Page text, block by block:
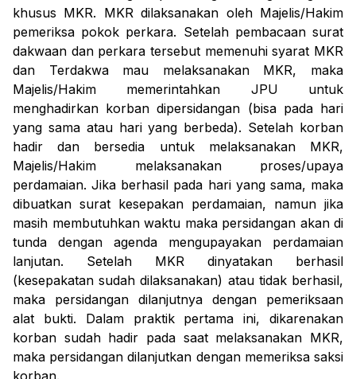
khusus MKR. MKR dilaksanakan oleh Majelis/Hakim
pemeriksa pokok perkara. Setelah pembacaan surat
dakwaan dan perkara tersebut memenuhi syarat MKR
dan Terdakwa mau melaksanakan MKR, maka
Majelis/Hakim memerintahkan JPU untuk
menghadirkan korban dipersidangan (bisa pada hari
yang sama atau hari yang berbeda). Setelah korban
hadir dan bersedia untuk melaksanakan MKR,
Majelis/Hakim melaksanakan proses/upaya
perdamaian. Jika berhasil pada hari yang sama, maka
dibuatkan surat kesepakan perdamaian, namun jika
masih membutuhkan waktu maka persidangan akan di
tunda dengan agenda mengupayakan perdamaian
lanjutan. Setelah MKR dinyatakan berhasil
(kesepakatan sudah dilaksanakan) atau tidak berhasil,
maka persidangan dilanjutnya dengan pemeriksaan
alat bukti. Dalam praktik pertama ini, dikarenakan
korban sudah hadir pada saat melaksanakan MKR,
maka persidangan dilanjutkan dengan memeriksa saksi